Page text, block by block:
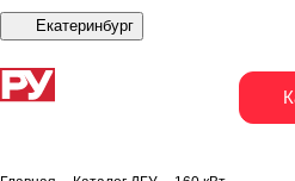
Екатеринбург